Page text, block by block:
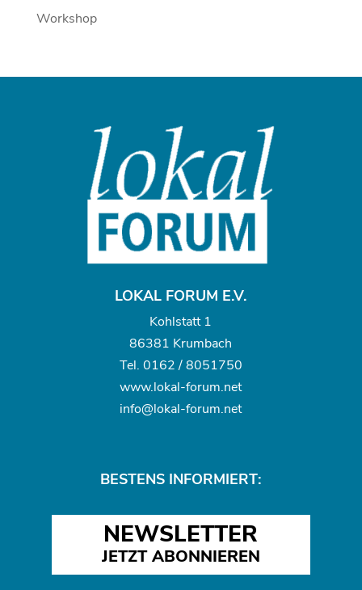
Workshop
LOKAL FORUM E.V.
Kohlstatt 1
86381 Krumbach
Tel. 0162 / 8051750
www.lokal-forum.net
info@lokal-forum.net
BESTENS INFORMIERT:
NEWSLETTER
JETZT ABONNIEREN